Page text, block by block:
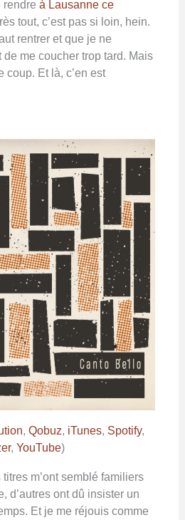
rendreà Lausanne ce
tout, c’est pas si loin, hein.
rentrer et que je ne
me coucher trop tard. Mais
coup. Et là, c’en est
,Qobuz, iTunes, Spotify,
,YouTube)
m’ont semblé familiers
d’autres ont dû insister un
Et je me réjouis comme